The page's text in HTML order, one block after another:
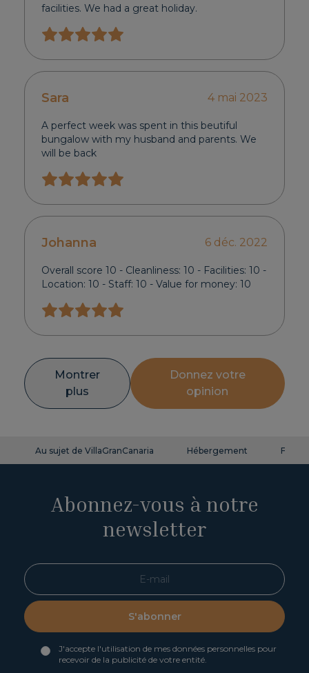
facilities. We had a great holiday.
Sara 4 mai 2023
A perfect week was spent in this beutiful
bungalow with my husband and parents. We
will be back
Johanna 6 déc. 2022
Overall score 10 - Cleanliness: 10 - Facilities: 10 -
Location: 10 - Staff: 10 - Value for money: 10
Montrer
plus
Donnez votre
opinion
Au sujet de VillaGranCanaria Hébergement FAQ
Abonnez-vous à notre
newsletter
S'abonner
J'accepte l'utilisation de mes données personnelles pour
recevoir de la publicité de votre entité.